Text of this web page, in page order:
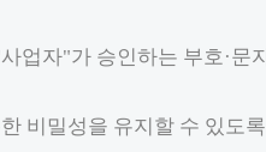
자"가 승인하는 부호·문
밀성을 유지할 수 있도